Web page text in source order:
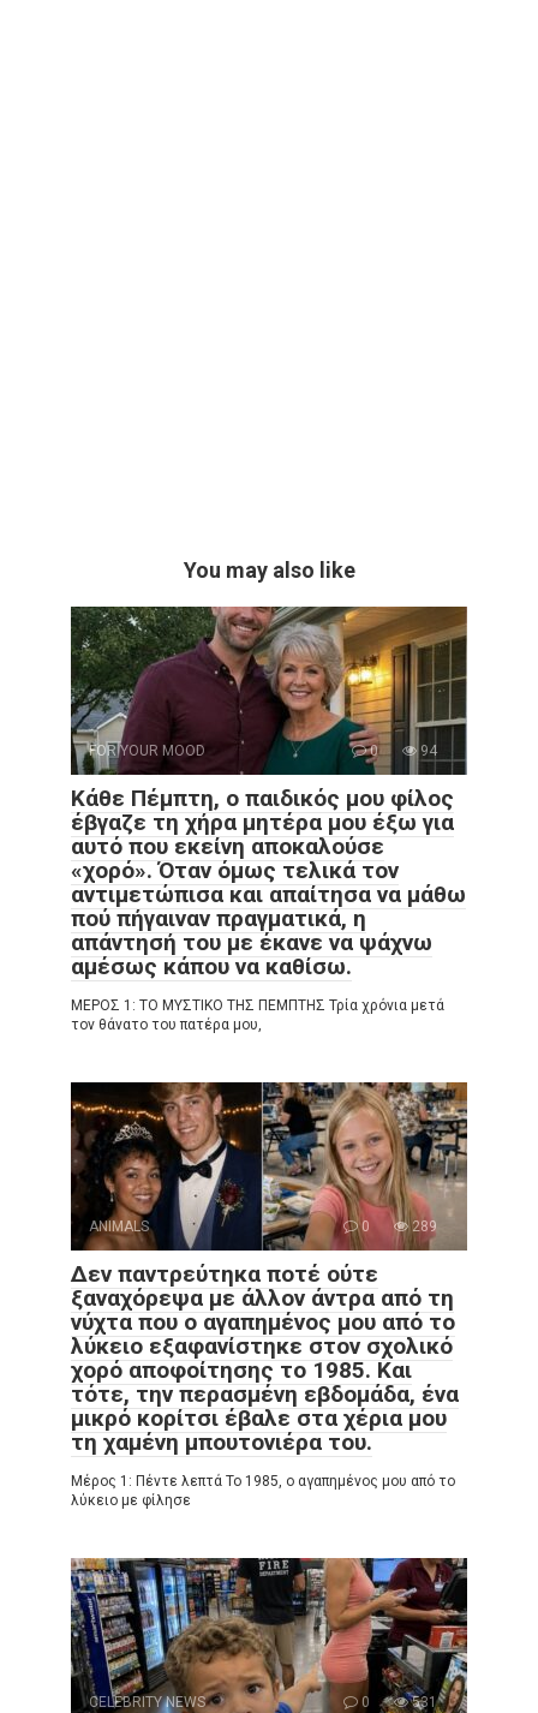
You may also like
FOR YOUR MOOD 0 94
Κάθε Πέμπτη, ο παιδικός μου φίλος
έβγαζε τη χήρα μητέρα μου έξω για
αυτό που εκείνη αποκαλούσε
«χορό». Όταν όμως τελικά τον
αντιμετώπισα και απαίτησα να μάθω
πού πήγαιναν πραγματικά, η
απάντησή του με έκανε να ψάχνω
αμέσως κάπου να καθίσω.
ΜΕΡΟΣ 1: ΤΟ ΜΥΣΤΙΚΟ ΤΗΣ ΠΕΜΠΤΗΣ Τρία χρόνια μετά
τον θάνατο του πατέρα μου,
ANIMALS 0 289
Δεν παντρεύτηκα ποτέ ούτε
ξαναχόρεψα με άλλον άντρα από τη
νύχτα που ο αγαπημένος μου από το
λύκειο εξαφανίστηκε στον σχολικό
χορό αποφοίτησης το 1985. Και
τότε, την περασμένη εβδομάδα, ένα
μικρό κορίτσι έβαλε στα χέρια μου
τη χαμένη μπουτονιέρα του.
Μέρος 1: Πέντε λεπτά Το 1985, ο αγαπημένος μου από το
λύκειο με φίλησε
CELEBRITY NEWS 0 531